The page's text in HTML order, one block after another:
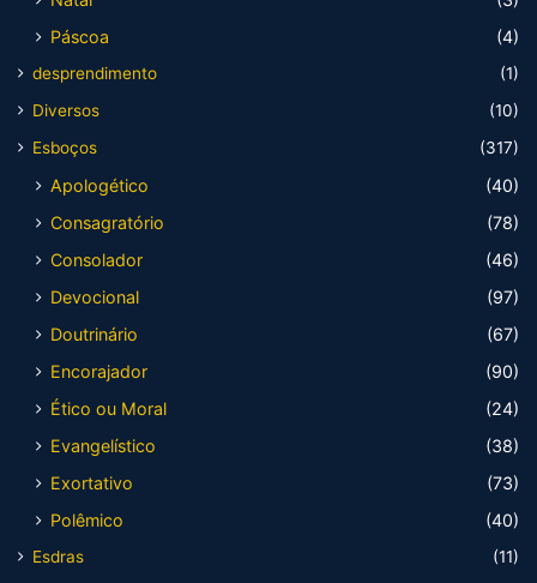
Páscoa
(4)
desprendimento
(1)
Diversos
(10)
Esboços
(317)
Apologético
(40)
Consagratório
(78)
Consolador
(46)
Devocional
(97)
Doutrinário
(67)
Encorajador
(90)
Ético ou Moral
(24)
Evangelístico
(38)
Exortativo
(73)
Polêmico
(40)
Esdras
(11)